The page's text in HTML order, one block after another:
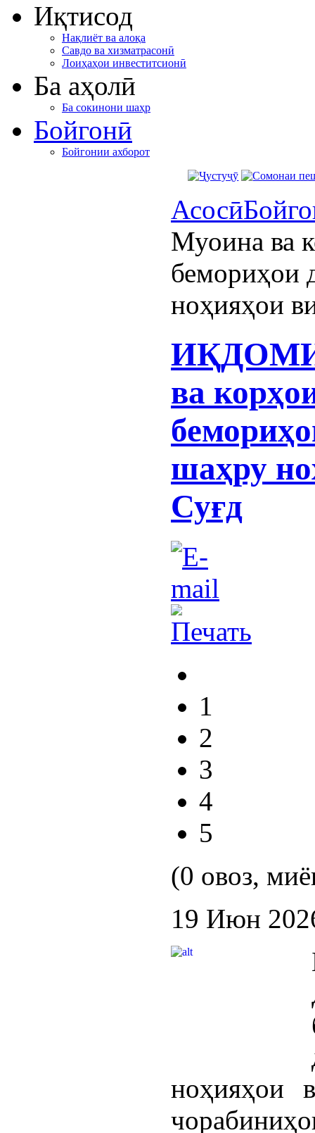
Иқтисод
Нақлиёт ва алоқа
Савдо ва хизматрасонӣ
Лоиҳаҳои инвеститсионӣ
Ба аҳолӣ
Ба сокинони шаҳр
Бойгонӣ
Бойгонии ахборот
Асосӣ
Муоина ва
бемориҳои
ноҳияҳои
ва
шаҳру
Суғд
1
2
3
4
5
(0 овоз,
19 Июн
ноҳияҳои